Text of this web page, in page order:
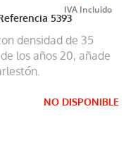
5393
densidad de 35
los años 20, añade
NO DISPONIBLE